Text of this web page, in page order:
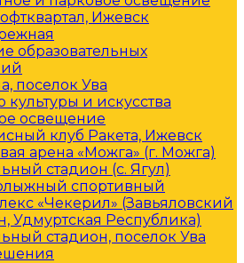
Ижевск
образовательных
поселок Ува
культуры и искусства
освещение
клуб Ракета, Ижевск
арена «Можга» (г. Можга)
стадион (с. Ягул)
спортивный
«Чекерил» (Завьяловский
Удмуртская Республика)
стадион, поселок Ува